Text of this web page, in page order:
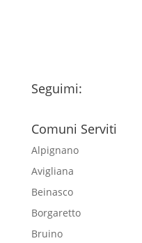
Seguimi:
Comuni Serviti
Alpignano
Avigliana
Beinasco
Borgaretto
Bruino